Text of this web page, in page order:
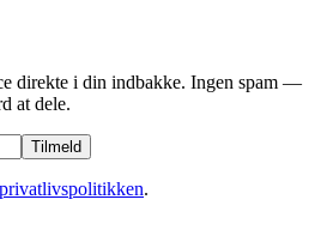
direkte i din indbakke. Ingen spam —
at dele.
Tilmeld
privatlivspolitikken.